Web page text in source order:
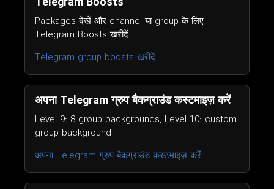
Packages देखें और channel या group के लिए
Telegram Boosts खरीदें.
Telegram group boosts खरीदें
अपना Telegram ग्रुप बैकग्राउंड कस्टमाइज़ करें
Level 9: 8 group backgrounds, Level 10: custom
group background
अपना Telegram ग्रुप बैकग्राउंड कस्टमाइज़ करें